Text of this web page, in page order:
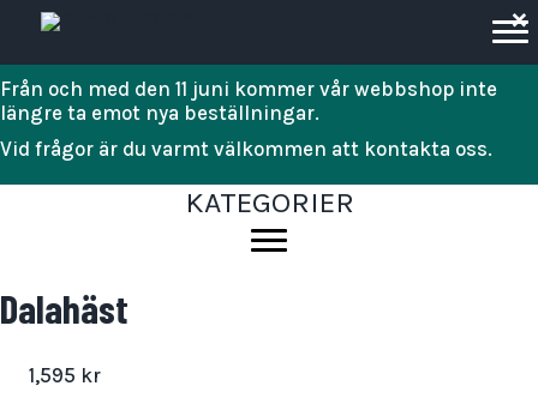
Från och med den 11 juni kommer vår webbshop inte
längre ta emot nya beställningar.
Vid frågor är du varmt välkommen att kontakta oss.
KATEGORIER
Dalahäst
1,595 kr
×